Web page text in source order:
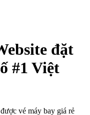
đặt
#1 Việt
vé máy bay giá rẻ